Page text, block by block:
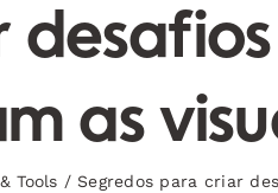
as
Tools / Segredos para criar